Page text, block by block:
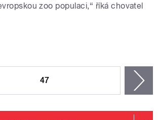
zoo populaci,“ říká chovatel
47